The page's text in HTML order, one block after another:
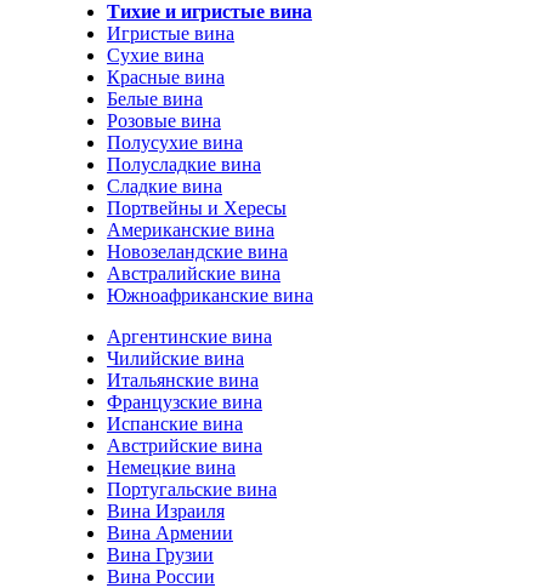
Тихие и игристые вина
Игристые вина
Сухие вина
Красные вина
Белые вина
Розовые вина
Полусухие вина
Полусладкие вина
Сладкие вина
Портвейны и Хересы
Американские вина
Новозеландские вина
Австралийские вина
Южноафриканские вина
Аргентинские вина
Чилийские вина
Итальянские вина
Французские вина
Испанские вина
Австрийские вина
Немецкие вина
Португальские вина
Вина Израиля
Вина Армении
Вина Грузии
Вина России